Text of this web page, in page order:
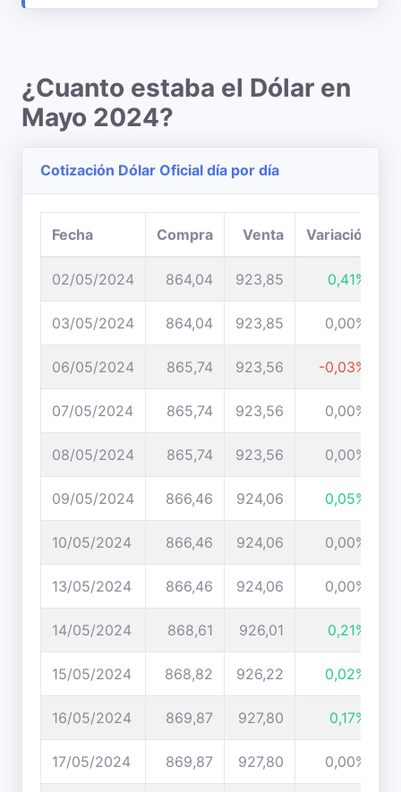
¿Cuanto estaba el Dólar en
Mayo 2024?
Cotización Dólar Oficial día por día
Fecha Compra Venta Variación
02/05/2024 864,04 923,85 0,41%
03/05/2024 864,04 923,85 0,00%
06/05/2024 865,74 923,56 -0,03%
07/05/2024 865,74 923,56 0,00%
08/05/2024 865,74 923,56 0,00%
09/05/2024 866,46 924,06 0,05%
10/05/2024 866,46 924,06 0,00%
13/05/2024 866,46 924,06 0,00%
14/05/2024 868,61 926,01 0,21%
15/05/2024 868,82 926,22 0,02%
16/05/2024 869,87 927,80 0,17%
17/05/2024 869,87 927,80 0,00%